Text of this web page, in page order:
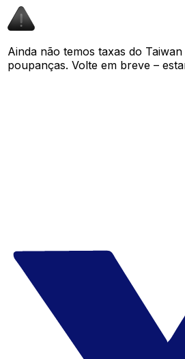
Ainda não temos taxas do
poupanças. Volte em breve –